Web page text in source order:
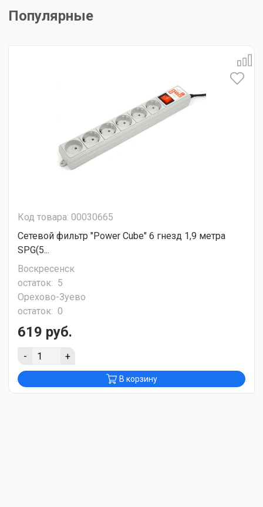
Популярные
Код товара: 00030665
Сетевой фильтр "Power Cube" 6 гнезд 1,9 метра
SPG(5...
Воскресенск
остаток: 5
Орехово-Зуево
остаток: 0
619 руб.
- +
В корзину